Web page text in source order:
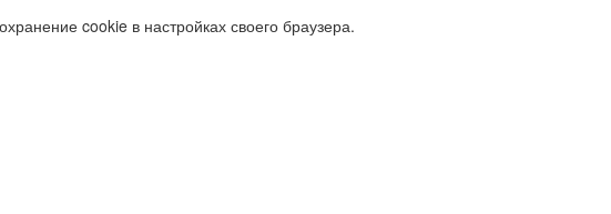
cookie в настройках своего браузера.